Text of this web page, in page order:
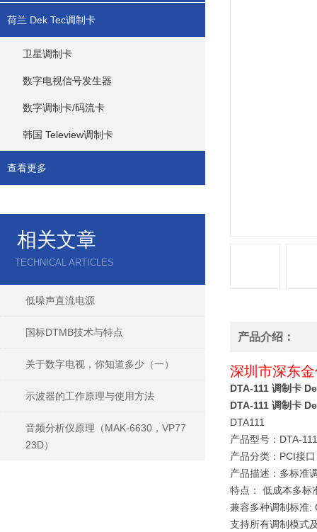
荷兰 Dek Tec调制卡
卫星调制卡
数字电视信号发生器
数字调制卡/码流卡
韩国 Teleview调制卡
查看更多
相关文章
TECHNICAL ARTICLES
低噪声直流电源
国标DTMB技术与特点
关于数字电视，你知道多少（一）
示波器的工作原理与使用方法
音频分析仪原理（MAK-6630，VP77
23D）
产品介绍：
深圳市深东
DTA-111 调制卡
DTA-111 调制卡
DTA111
产品型号：DTA-111
产品分类：PCI接口
产品描述：多标准
特点： 低成本多标
兼容多种调制标准:
支持所有调制模式